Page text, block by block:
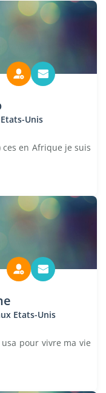
Unis
ces en Afrique je suis
Etats-Unis
pour vivre ma vie